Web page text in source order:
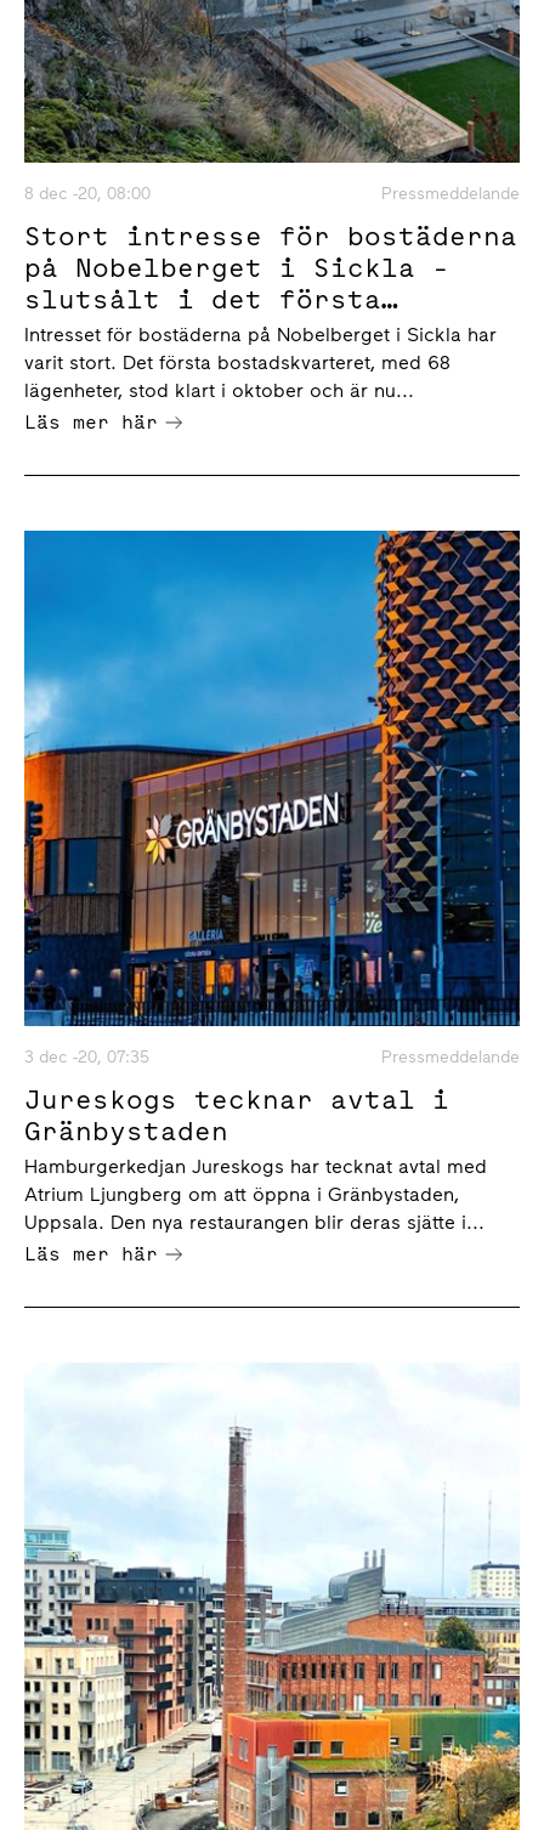
8 dec -20, 08:00 Pressmeddelande
Stort intresse för bostäderna
på Nobelberget i Sickla -
slutsålt i det första
kvarteret
Intresset för bostäderna på Nobelberget i Sickla har
varit stort. Det första bostadskvarteret, med 68
lägenheter, stod klart i oktober och är nu...
Läs mer här
3 dec -20, 07:35 Pressmeddelande
Jureskogs tecknar avtal i
Gränbystaden
Hamburgerkedjan Jureskogs har tecknat avtal med
Atrium Ljungberg om att öppna i Gränbystaden,
Uppsala. Den nya restaurangen blir deras sjätte i...
Läs mer här